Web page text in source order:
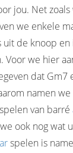
jou. Net
we enkele
uit de knoop
Voor we hier
dat Gm7
namen
van barré
ook nog wat
spelen is